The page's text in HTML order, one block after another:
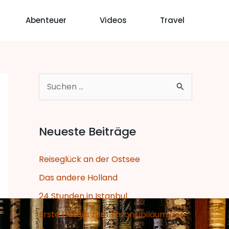
Abenteuer Videos Travel
h
e
a
c
Neueste Beiträge
Reiseglück an der Ostsee
Das andere Holland
24 Stunden in Istanbul
Erste Details zum Thronjubiläum der